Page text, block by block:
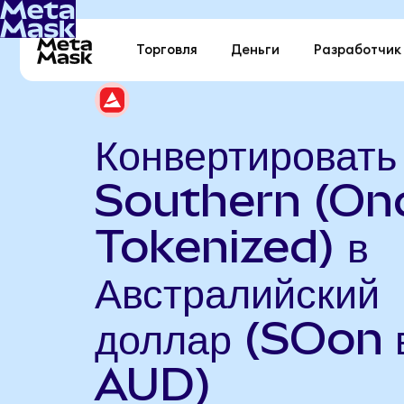
Торговля Деньги Разработчик
Конвертировать
Southern
Tokenized) в
Австралийский
доллар (SOon
AUD)